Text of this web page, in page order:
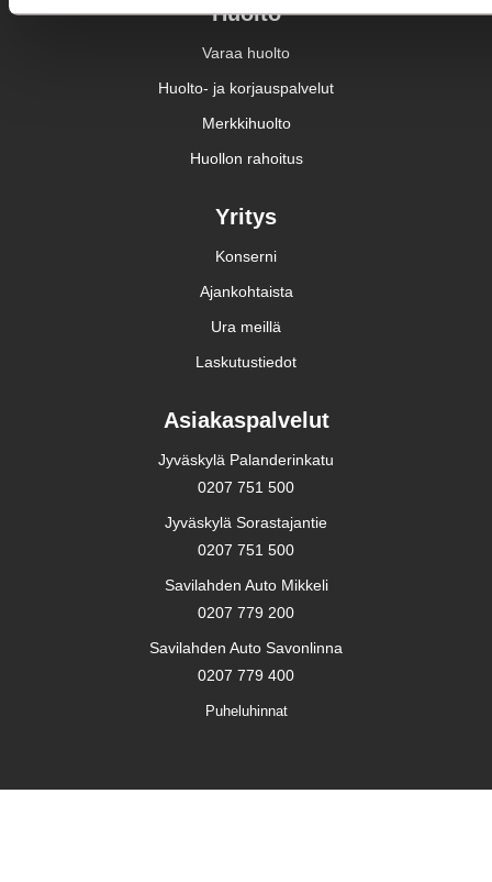
Huolto
Varaa huolto
Huolto- ja korjauspalvelut
Merkkihuolto
Huollon rahoitus
Yritys
Konserni
Ajankohtaista
Ura meillä
Laskutustiedot
Asiakaspalvelut
Jyväskylä Palanderinkatu
0207 751 500
Jyväskylä Sorastajantie
0207 751 500
Savilahden Auto Mikkeli
0207 779 200
Savilahden Auto Savonlinna
0207 779 400
Puheluhinnat